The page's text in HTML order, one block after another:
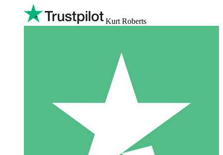
Kurt Roberts